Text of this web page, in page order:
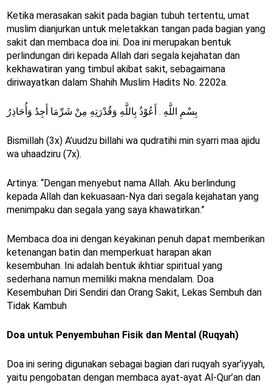
Ketika merasakan sakit pada bagian tubuh tertentu, umat
muslim dianjurkan untuk meletakkan tangan pada bagian yang
sakit dan membaca doa ini. Doa ini merupakan bentuk
perlindungan diri kepada Allah dari segala kejahatan dan
kekhawatiran yang timbul akibat sakit, sebagaimana
diriwayatkan dalam Shahih Muslim Hadits No. 2202a.
بِسْمِ اللَّهِ . أَعُوْذُ بِاللَّهِ وَقُدْرَتِهِ مِنْ شَرِّمَا أَجِدُ وَأُحَاذِرُ
Bismillah (3x) A’uudzu billahi wa qudratihi min syarri maa ajidu
wa uhaadziru (7x).
Artinya: “Dengan menyebut nama Allah. Aku berlindung
kepada Allah dan kekuasaan-Nya dari segala kejahatan yang
menimpaku dan segala yang saya khawatirkan.”
Membaca doa ini dengan keyakinan penuh dapat memberikan
ketenangan batin dan memperkuat harapan akan
kesembuhan. Ini adalah bentuk ikhtiar spiritual yang
sederhana namun memiliki makna mendalam. Doa
Kesembuhan Diri Sendiri dan Orang Sakit, Lekas Sembuh dan
Tidak Kambuh
Doa untuk Penyembuhan Fisik dan Mental (Ruqyah)
Doa ini sering digunakan sebagai bagian dari ruqyah syar’iyyah,
yaitu pengobatan dengan membaca ayat-ayat Al-Qur’an dan